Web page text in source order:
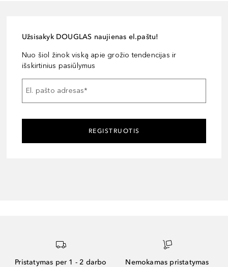
Užsisakyk DOUGLAS naujienas el.paštu!
Nuo šiol žinok viską apie grožio tendencijas ir
išskirtinius pasiūlymus
El. pašto adresas*
REGISTRUOTIS
Pristatymas per 1 - 2 darbo
Nemokamas pristatymas